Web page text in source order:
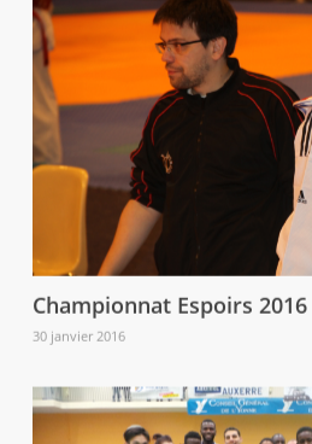
Championnat Espoirs 2016
30 janvier 2016